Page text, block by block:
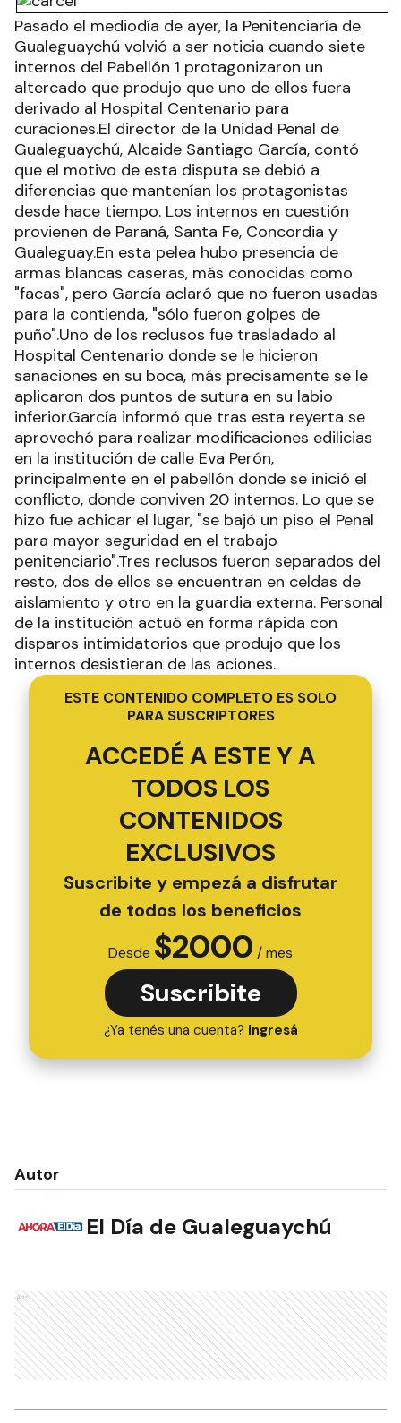
Pasado el mediodía de ayer, la Penitenciaría de
Gualeguaychú volvió a ser noticia cuando siete
internos del Pabellón 1 protagonizaron un
altercado que produjo que uno de ellos fuera
derivado al Hospital Centenario para
curaciones.El director de la Unidad Penal de
Gualeguaychú, Alcaide Santiago García, contó
que el motivo de esta disputa se debió a
diferencias que mantenían los protagonistas
desde hace tiempo. Los internos en cuestión
provienen de Paraná, Santa Fe, Concordia y
Gualeguay.En esta pelea hubo presencia de
armas blancas caseras, más conocidas como
"facas", pero García aclaró que no fueron usadas
para la contienda, "sólo fueron golpes de
puño".Uno de los reclusos fue trasladado al
Hospital Centenario donde se le hicieron
sanaciones en su boca, más precisamente se le
aplicaron dos puntos de sutura en su labio
inferior.García informó que tras esta reyerta se
aprovechó para realizar modificaciones edilicias
en la institución de calle Eva Perón,
principalmente en el pabellón donde se inició el
conflicto, donde conviven 20 internos. Lo que se
hizo fue achicar el lugar, "se bajó un piso el Penal
para mayor seguridad en el trabajo
penitenciario".Tres reclusos fueron separados del
resto, dos de ellos se encuentran en celdas de
aislamiento y otro en la guardia externa. Personal
de la institución actuó en forma rápida con
disparos intimidatorios que produjo que los
internos desistieran de las aciones.
ESTE CONTENIDO COMPLETO ES SOLO
PARA SUSCRIPTORES
ACCEDÉ A ESTE Y A
TODOS LOS
CONTENIDOS
EXCLUSIVOS
Suscribite y empezá a disfrutar
de todos los beneficios
Desde $2000 / mes
Suscribite
¿Ya tenés una cuenta? Ingresá
Autor
El Día de Gualeguaychú
Ads